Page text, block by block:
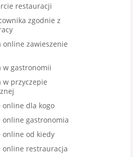
restauracji
zgodnie z
online zawieszenie
w gastronomii
w przyczepie
online dla kogo
online gastronomia
online od kiedy
online restrauracja